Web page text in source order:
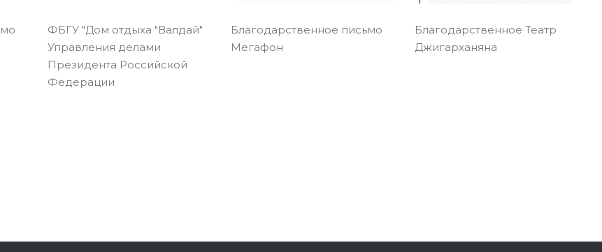
ФБГУ "Дом отдыха "Валдай"
Управления делами
Президента Российской
Федерации
Благодарственное письмо
Мегафон
Благодарственное Театр
Джигарханяна